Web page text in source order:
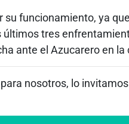
funcionamiento, ya
tres
ante el Azucarero en
nosotros, lo